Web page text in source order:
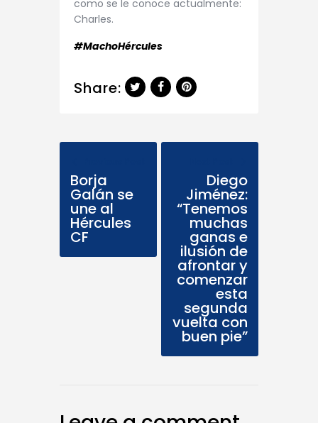
como se le conoce actualmente:
Charles.
#MachoHércules
Share:
Borja
Galán se
une al
Hércules
CF
Diego
Jiménez:
“Tenemos
muchas
ganas e
ilusión de
afrontar y
comenzar
esta
segunda
vuelta con
buen pie”